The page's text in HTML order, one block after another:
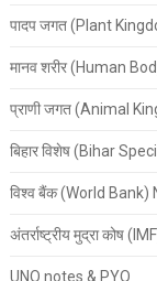
पादप जगत (Plant
मानव शरीर (Human
प्राणी जगत (Animal
बिहार विशेष (Bihar
विश्व बैंक (World Bank)
अंतर्राष्ट्रीय मुद्रा कोष
UNO notes & PYQ